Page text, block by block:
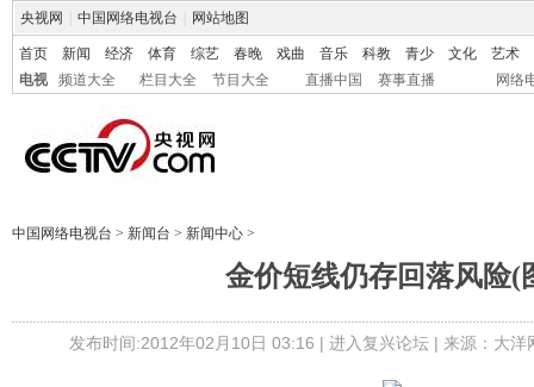
央视网 中国网络电视台 网站地图
首页 新闻 经济 体育 综艺 春晚 戏曲 音乐 科教 青少 文化
艺术
电视
频道大全 栏目大全 节目大全 直播中国 赛事直播 网络
中国网络电视台 > 新闻台 > 新闻中心 >
金价短线仍存回落风险(
发布时间:2012年02月10日 03:16 | 进入复兴论坛 | 来源：大